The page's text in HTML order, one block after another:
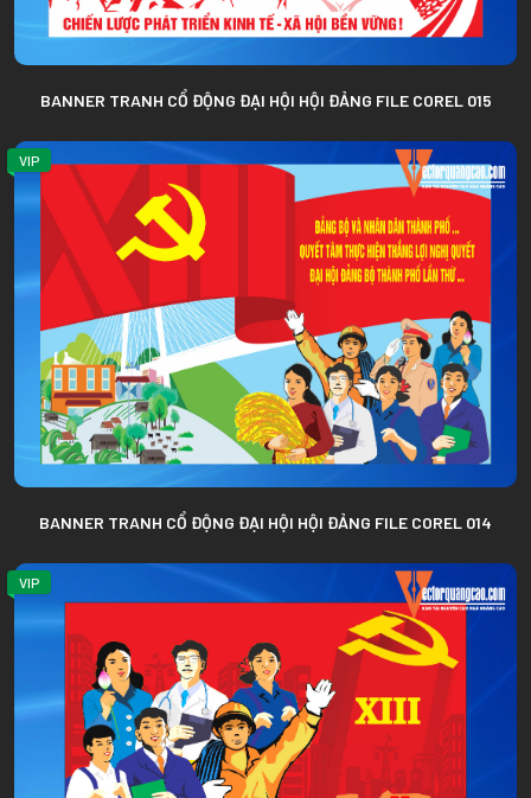
BANNER TRANH CỔ ĐỘNG ĐẠI HỘI HỘI ĐẢNG FILE COREL 015
VIP
BANNER TRANH CỔ ĐỘNG ĐẠI HỘI HỘI ĐẢNG FILE COREL 014
VIP